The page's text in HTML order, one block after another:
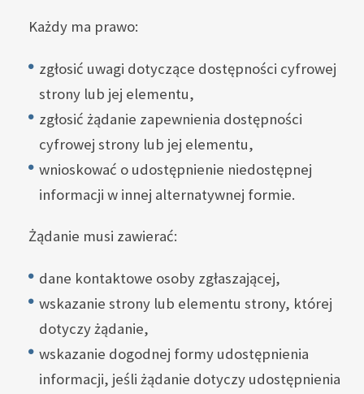
Każdy ma prawo:
zgłosić uwagi dotyczące dostępności cyfrowej
strony lub jej elementu,
zgłosić żądanie zapewnienia dostępności
cyfrowej strony lub jej elementu,
wnioskować o udostępnienie niedostępnej
informacji w innej alternatywnej formie.
Żądanie musi zawierać:
dane kontaktowe osoby zgłaszającej,
wskazanie strony lub elementu strony, której
dotyczy żądanie,
wskazanie dogodnej formy udostępnienia
informacji, jeśli żądanie dotyczy udostępnienia